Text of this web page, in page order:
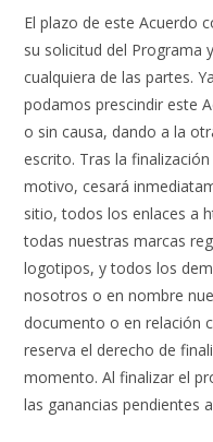
El plazo de este Acuerdo
su solicitud del Programa
cualquiera de las partes.
podamos prescindir este
o sin causa, dando a la
escrito. Tras la
motivo, cesará
sitio, todos los enlaces a
todas nuestras marcas
logotipos, y todos los
nosotros o en nombre
documento o en relación
reserva el derecho de
momento. Al finalizar el
las ganancias pendientes